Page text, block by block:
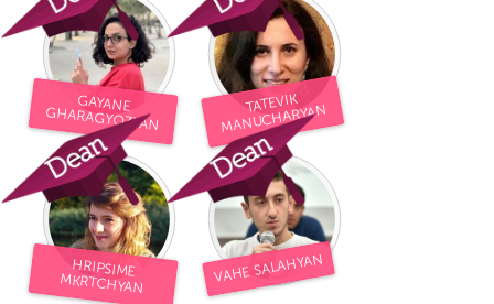
GAYANE
GHARAGYOZYAN
TATEVIK
MANUCHARYAN
HRIPSIME
MKRTCHYAN VAHE SALAHYAN